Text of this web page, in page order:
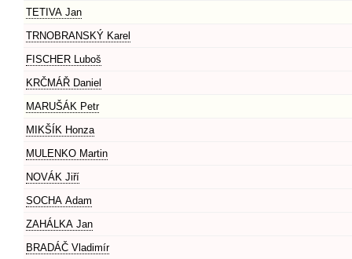
TETIVA Jan
TRNOBRANSKÝ Karel
FISCHER Luboš
KRČMÁŘ Daniel
MARUŠÁK Petr
MIKŠÍK Honza
MULENKO Martin
NOVÁK Jiří
SOCHA Adam
ZAHÁLKA Jan
BRADÁČ Vladimír